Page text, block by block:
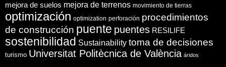
mejora de suelos mejora de terrenos movimiento de tierras
optimización optimization perforación procedimientos
de construcción puente puentes RESILIFE
sostenibilidad Sustainability toma de decisiones
turismo Universitat Politècnica de València áridos